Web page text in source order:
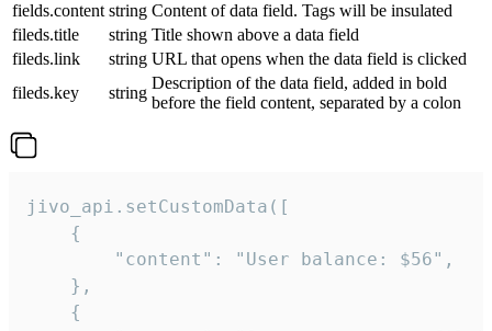
fields.content string Content of data field. Tags will be insulated
fileds.title
string Title shown above a data field
fileds.link
string URL that opens when the data field is clicked
fileds.key
string
Description of the data field, added in bold
before the field content, separated by a colon
jivo_api.setCustomData([
    {
        "content": "User balance: $56",
    },
    {